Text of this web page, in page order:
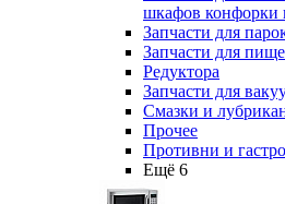
шкафов
Запчасти для
Запчасти для
Редуктора
Запчасти для
Смазки и
Прочее
Противни и
Ещё 6